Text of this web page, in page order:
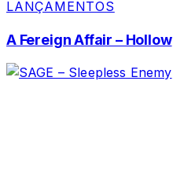
LANÇAMENTOS
A Fereign Affair – Hollow